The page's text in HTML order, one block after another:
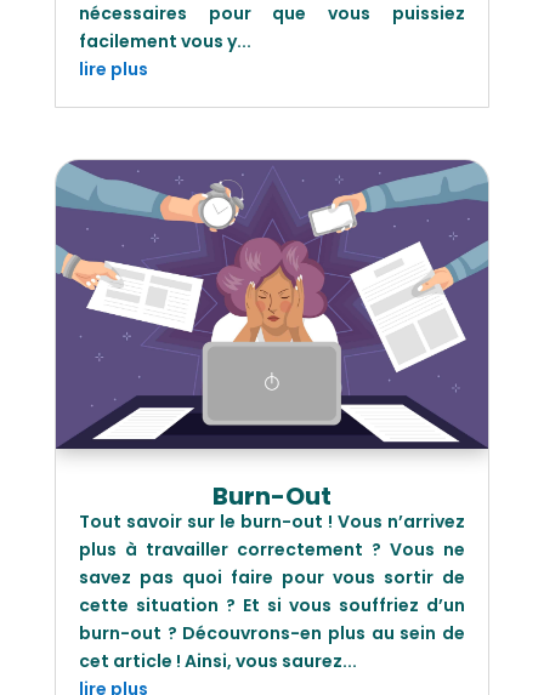
nécessaires pour que vous puissiez
facilement vous y...
lire plus
Burn-Out
Tout savoir sur le burn-out ! Vous n’arrivez
plus à travailler correctement ? Vous ne
savez pas quoi faire pour vous sortir de
cette situation ? Et si vous souffriez d’un
burn-out ? Découvrons-en plus au sein de
cet article ! Ainsi, vous saurez...
lire plus